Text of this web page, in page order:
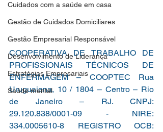
Cuidados com a saúde em casa
Gestão de Cuidados Domiciliares
Gestão Empresarial Responsável
Desenvolvimento de Liderança
Estratégias Empresariais
Saúde mental
COOPERATIVA DE TRABALHO DE
PROFISSIONAIS TÉCNICOS DE
ENFERMAGEM – COOPTEC Rua
Uruguaiana, 10 / 1804 – Centro – Rio
de Janeiro – RJ. CNPJ:
29.120.838/0001-09 - NIRE:
334.0005610-8 REGISTRO OCB: